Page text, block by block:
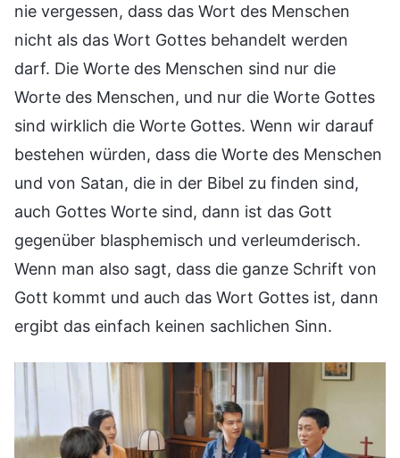
nie vergessen, dass das Wort des Menschen
nicht als das Wort Gottes behandelt werden
darf. Die Worte des Menschen sind nur die
Worte des Menschen, und nur die Worte Gottes
sind wirklich die Worte Gottes. Wenn wir darauf
bestehen würden, dass die Worte des Menschen
und von Satan, die in der Bibel zu finden sind,
auch Gottes Worte sind, dann ist das Gott
gegenüber blasphemisch und verleumderisch.
Wenn man also sagt, dass die ganze Schrift von
Gott kommt und auch das Wort Gottes ist, dann
ergibt das einfach keinen sachlichen Sinn.